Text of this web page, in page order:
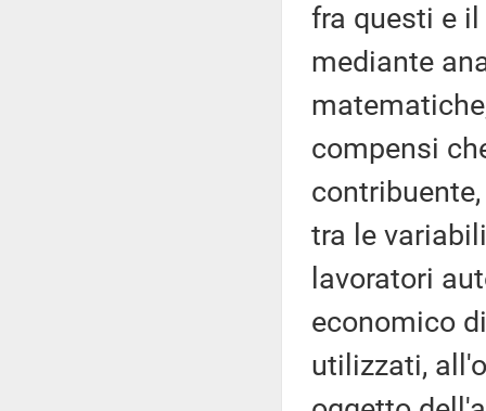
fra questi e
mediante
compensi
tra le
lavoratori
economico
utilizzati,